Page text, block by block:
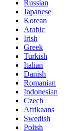
Russian
Japanese
Korean
Arabic
Irish
Greek
Turkish
Italian
Danish
Romanian
Indonesian
Czech
Afrikaans
Swedish
Polish